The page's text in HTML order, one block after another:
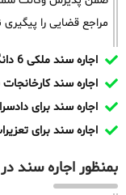
مراجع قضایی را پیگیری
اجاره سند ملکی 6 دانگ در بار
اجاره سند کارخانجات برای
اجاره سند برای
اجاره سند برای
بمنظور اجاره سند